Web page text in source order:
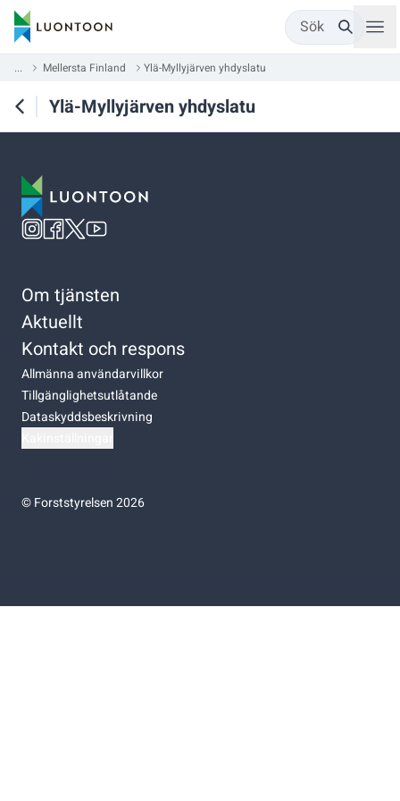
Sök
... Mellersta Finland Ylä-Myllyjärven yhdyslatu
Ylä-Myllyjärven yhdyslatu
Om tjänsten
Aktuellt
Kontakt och respons
Allmänna användarvillkor
Tillgänglighetsutlåtande
Dataskyddsbeskrivning
©Forststyrelsen 2026